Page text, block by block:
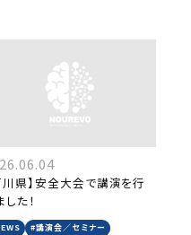
川県】安全大会で講演を行
した！
#講演会／セミナー